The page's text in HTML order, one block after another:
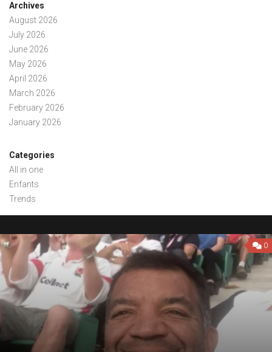
Archives
August 2026
July 2026
June 2026
May 2026
April 2026
March 2026
February 2026
January 2026
Categories
All in one
Enfants
Trends
0